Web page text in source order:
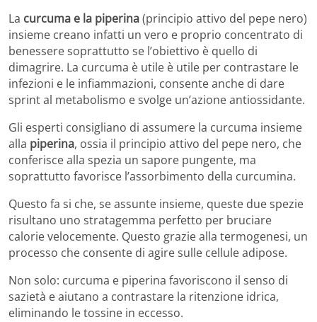
La curcuma e la piperina(principio attivo del pepe nero)
insieme creano infatti un vero e proprio concentrato di
benessere soprattutto se l’obiettivo è quello di
dimagrire. La curcuma è utile è utile per contrastare le
infezioni e le infiammazioni, consente anche di dare
sprint al metabolismo e svolge un’azione antiossidante.
Gli esperti consigliano di assumere la curcuma insieme
alla piperina, ossia il principio attivo del pepe nero, che
conferisce alla spezia un sapore pungente, ma
soprattutto favorisce l’assorbimento della curcumina.
Questo fa si che, se assunte insieme, queste due spezie
risultano uno stratagemma perfetto per bruciare
calorie velocemente. Questo grazie alla termogenesi, un
processo che consente di agire sulle cellule adipose.
Non solo: curcuma e piperina favoriscono il senso di
sazietà e aiutano a contrastare la ritenzione idrica,
eliminando le tossine in eccesso.